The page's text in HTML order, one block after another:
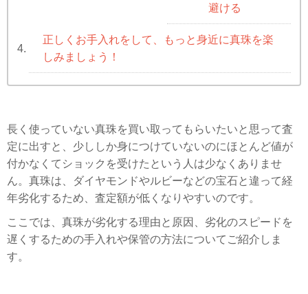
避ける
4.
正しくお手入れをして、もっと身近に真珠を楽
しみましょう！
長く使っていない真珠を買い取ってもらいたいと思って査
定に出すと、少ししか身につけていないのにほとんど値が
付かなくてショックを受けたという人は少なくありませ
ん。真珠は、ダイヤモンドやルビーなどの宝石と違って経
年劣化するため、査定額が低くなりやすいのです。
ここでは、真珠が劣化する理由と原因、劣化のスピードを
遅くするための手入れや保管の方法についてご紹介しま
す。